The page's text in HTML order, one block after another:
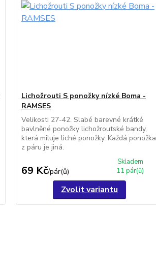
Lichožrouti S ponožky nízké Boma -
RAMSES
Velikosti 27-42. Slabé barevné krátké
bavlněné ponožky lichožroutské bandy,
která miluje liché ponožky. Každá ponožka
z páru je jiná.
69 Kč/pár(ů)
Skladem
11 pár(ů)
Zvolit variantu